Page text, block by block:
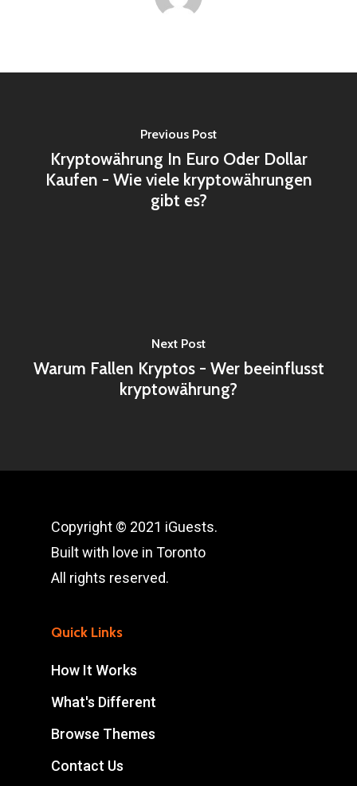
Previous Post
Kryptowährung In Euro Oder Dollar
Kaufen - Wie viele kryptowährungen
gibt es?
Next Post
Warum Fallen Kryptos - Wer beeinflusst
kryptowährung?
Copyright © 2021 iGuests.
Built with love in Toronto
All rights reserved.
Quick Links
How It Works
What's Different
Browse Themes
Contact Us